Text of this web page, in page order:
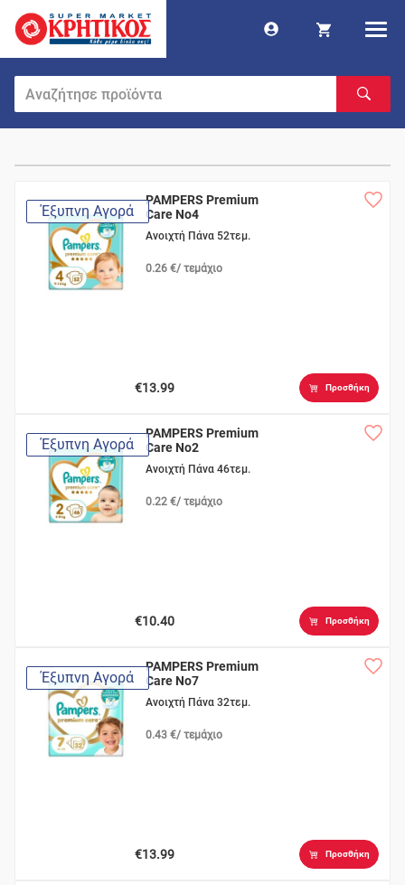
Έξυπνη Αγορά
PAMPERS Premium
Care No4
Ανοιχτή Πάνα 52τεμ.
0.26 €/ τεμάχιο
€13.99 Προσθήκη
Έξυπνη Αγορά
PAMPERS Premium
Care No2
Ανοιχτή Πάνα 46τεμ.
0.22 €/ τεμάχιο
€10.40 Προσθήκη
Έξυπνη Αγορά
PAMPERS Premium
Care No7
Ανοιχτή Πάνα 32τεμ.
0.43 €/ τεμάχιο
€13.99 Προσθήκη